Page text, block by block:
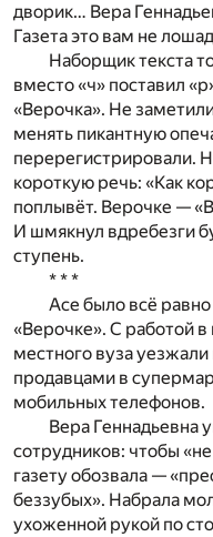
дворик… Вера
Газета это вам не
Наборщик текста
вместо «ч» поставил
«Верочка». Не
менять пикантную
перерегистрировали.
короткую речь: «Как
поплывёт. Верочке —
И шмякнул вдребезги
ступень.
* * *
Асе было всё равно
«Верочке». С работой
местного вуза
продавцами в
мобильных телефонов.
Вера Геннадьевна
сотрудников: чтобы
газету обозвала —
беззубых». Набрала
ухоженной рукой по